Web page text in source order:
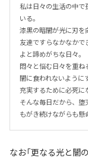
私は日々の生活の中で
いる。
漆黒の暗闇が光に刃を
友達ですらなかなかで
よと諦めがちな日々。
悶々と悩む日々を重ね
闇に食われないように
充実するために必死に
そんな毎日だから、堕
もがき続けながらも懸
なお「更なる光と闇